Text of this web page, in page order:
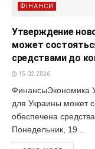
ФІНАНСИ
Утверждение
может
средствами до
15.02.2026
ФинансыЭкономика
для Украины может
обеспечена
Понедельник, 19...